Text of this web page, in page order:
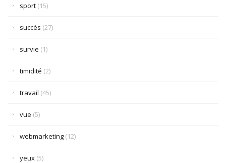
sport (15)
succès (27)
survie (1)
timidité (2)
travail (45)
vue (5)
webmarketing (12)
yeux (5)